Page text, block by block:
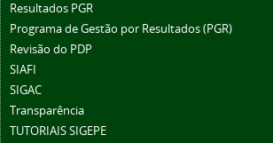
Resultados PGR
Programa de Gestão por Resultados (PGR)
Revisão do PDP
SIAFI
SIGAC
Transparência
TUTORIAIS SIGEPE